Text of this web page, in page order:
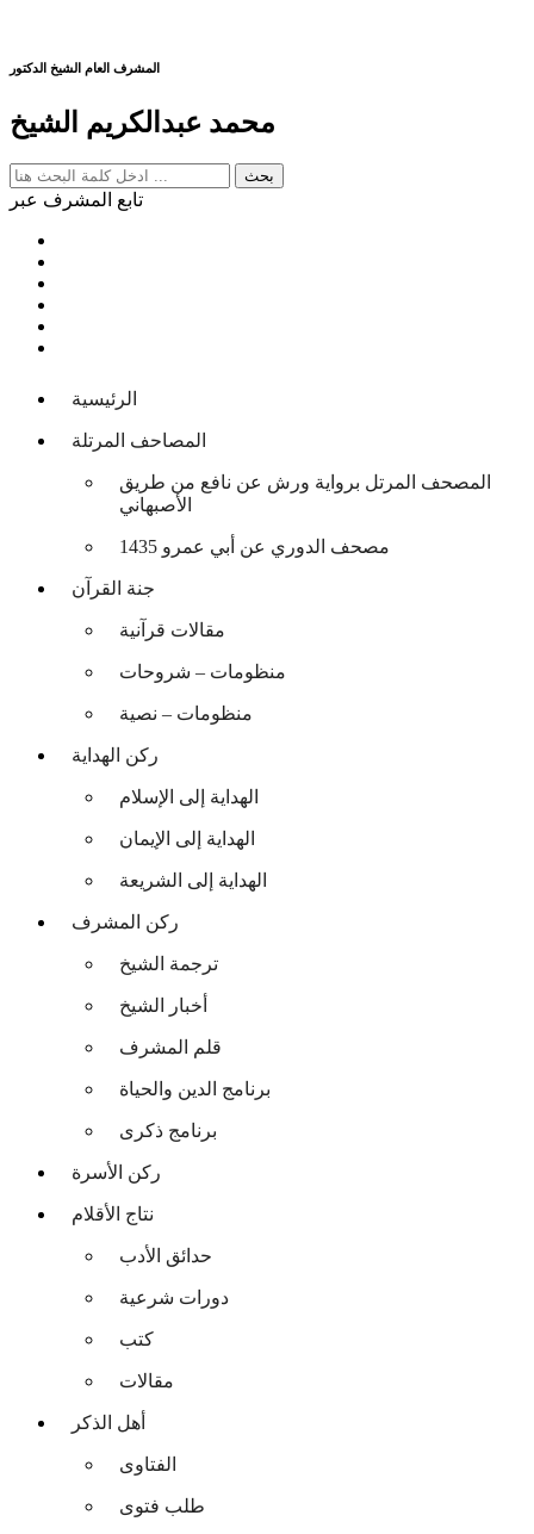
المشرف العام الشيخ الدكتور
محمد عبدالكريم الشيخ
تابع المشرف عبر
الرئيسية
المصاحف المرتلة
المصحف المرتل برواية ورش عن نافع من طريق
الأصبهاني
مصحف الدوري عن أبي عمرو 1435
جنة القرآن
مقالات قرآنية
منظومات – شروحات
منظومات – نصية
ركن الهداية
الهداية إلى الإسلام
الهداية إلى الإيمان
الهداية إلى الشريعة
ركن المشرف
ترجمة الشيخ
أخبار الشيخ
قلم المشرف
برنامج الدين والحياة
برنامج ذكرى
ركن الأسرة
نتاج الأقلام
حدائق الأدب
دورات شرعية
كتب
مقالات
أهل الذكر
الفتاوى
طلب فتوى